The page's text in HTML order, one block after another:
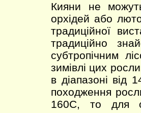
Кияни не
орхідей або
традиційної
традиційно
субтропічним
зимівлі цих
в діапазоні від
походження
160С, то для